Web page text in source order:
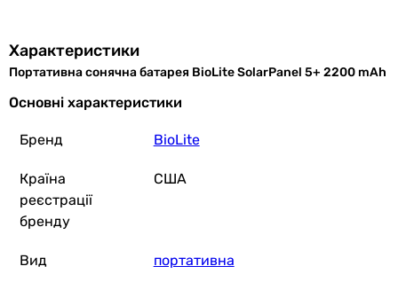
4 495грн
Характеристики
Портативна сонячна батарея BioLite SolarPanel 5+ 2200 mAh
Основні характеристики
Бренд BioLite
Країна
реєстрації
бренду
США
Вид портативна